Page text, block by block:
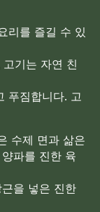
리를 즐길 수 있
기는 자연 친
푸짐합니다. 고
수제 면과 삶은
파를 진한 육
을 넣은 진한